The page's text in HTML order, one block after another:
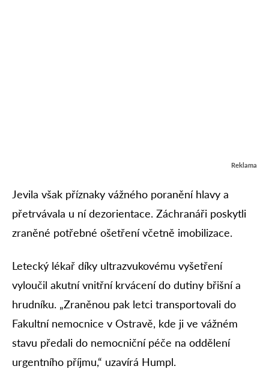
Reklama
Jevila však příznaky vážného poranění hlavy a
přetrvávala u ní dezorientace. Záchranáři poskytli
zraněné potřebné ošetření včetně imobilizace.
Letecký lékař díky ultrazvukovému vyšetření
vyloučil akutní vnitřní krvácení do dutiny břišní a
hrudníku. „Zraněnou pak letci transportovali do
Fakultní nemocnice v Ostravě, kde ji ve vážném
stavu předali do nemocniční péče na oddělení
urgentního příjmu,“ uzavírá Humpl.